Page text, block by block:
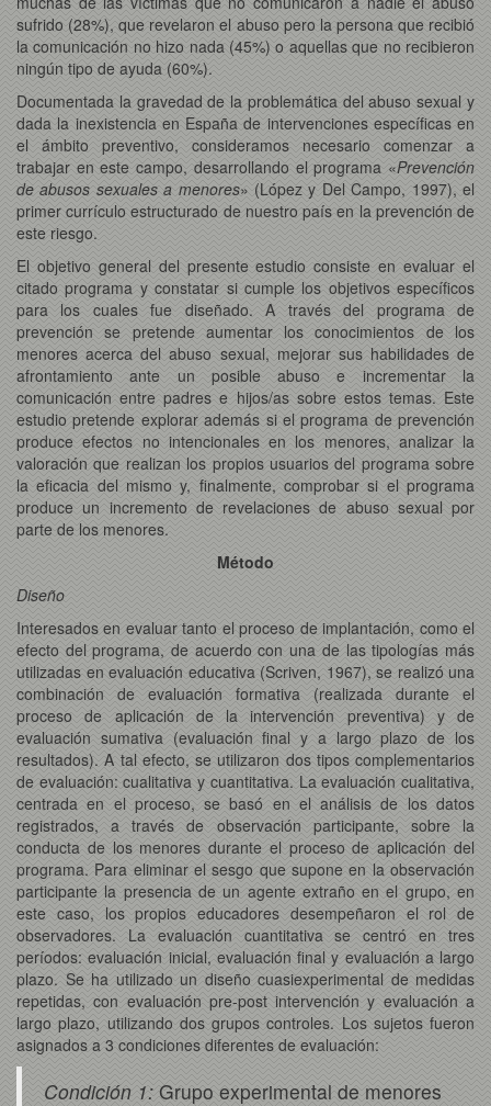
sufrido (28%), que revelaron el abuso pero la persona que recibió
la comunicación no hizo nada (45%) o aquellas que no recibieron
ningún tipo de ayuda (60%).
Documentada la gravedad de la problemática del abuso sexual y
dada la inexistencia en España de intervenciones específicas en
el ámbito preventivo, consideramos necesario comenzar a
trabajar en este campo, desarrollando el programa «Prevención
de abusos sexuales a menores» (López y Del Campo, 1997), el
primer currículo estructurado de nuestro país en la prevención de
este riesgo.
El objetivo general del presente estudio consiste en evaluar el
citado programa y constatar si cumple los objetivos específicos
para los cuales fue diseñado. A través del programa de
prevención se pretende aumentar los conocimientos de los
menores acerca del abuso sexual, mejorar sus habilidades de
afrontamiento ante un posible abuso e incrementar la
comunicación entre padres e hijos/as sobre estos temas. Este
estudio pretende explorar además si el programa de prevención
produce efectos no intencionales en los menores, analizar la
valoración que realizan los propios usuarios del programa sobre
la eficacia del mismo y, finalmente, comprobar si el programa
produce un incremento de revelaciones de abuso sexual por
parte de los menores.
Método
Diseño
Interesados en evaluar tanto el proceso de implantación, como el
efecto del programa, de acuerdo con una de las tipologías más
utilizadas en evaluación educativa (Scriven, 1967), se realizó una
combinación de evaluación formativa (realizada durante el
proceso de aplicación de la intervención preventiva) y de
evaluación sumativa (evaluación final y a largo plazo de los
resultados). A tal efecto, se utilizaron dos tipos complementarios
de evaluación: cualitativa y cuantitativa. La evaluación cualitativa,
centrada en el proceso, se basó en el análisis de los datos
registrados, a través de observación participante, sobre la
conducta de los menores durante el proceso de aplicación del
programa. Para eliminar el sesgo que supone en la observación
participante la presencia de un agente extraño en el grupo, en
este caso, los propios educadores desempeñaron el rol de
observadores. La evaluación cuantitativa se centró en tres
períodos: evaluación inicial, evaluación final y evaluación a largo
plazo. Se ha utilizado un diseño cuasiexperimental de medidas
repetidas, con evaluación pre-post intervención y evaluación a
largo plazo, utilizando dos grupos controles. Los sujetos fueron
asignados a 3 condiciones diferentes de evaluación:
Condición 1: Grupo experimental de menores